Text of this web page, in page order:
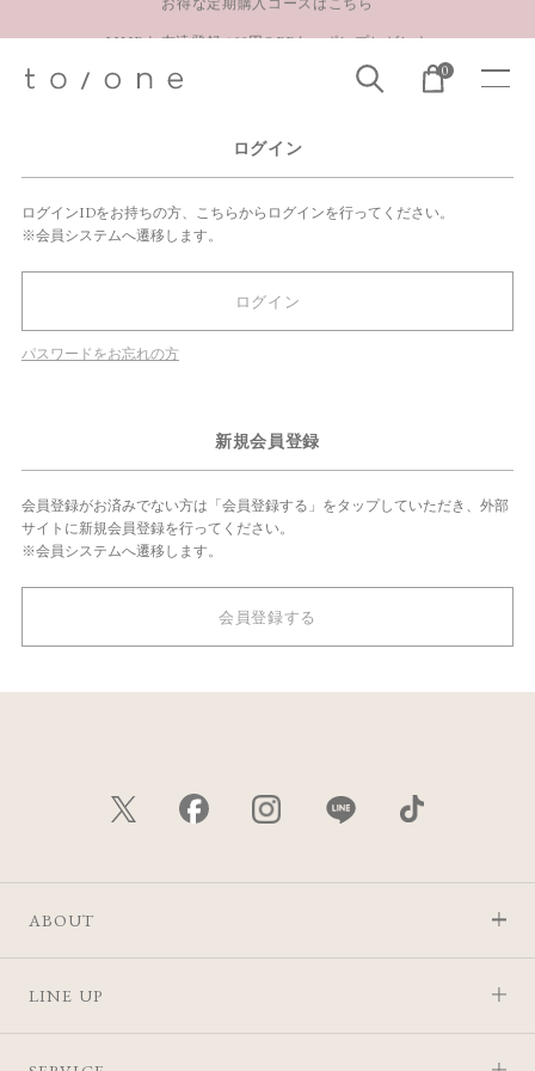
LINE お友達登録 500円OFFクーポンプレゼント
【重要】お盆期間中のお問い合わせと商品配送に関しまして
LINE お友達登録 500円OFFクーポンプレゼント
0
ログイン
ログインIDをお持ちの方、こちらからログインを行ってください。
※会員システムへ遷移します。
ログイン
パスワードをお忘れの方
新規会員登録
会員登録がお済みでない方は「会員登録する」をタップしていただき、外部
サイトに新規会員登録を行ってください。
※会員システムへ遷移します。
会員登録する
ABOUT
LINE UP